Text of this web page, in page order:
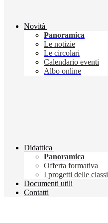
Novità
Panoramica
Le notizie
Le circolari
Calendario eventi
Albo online
Didattica
Panoramica
Offerta formativa
I progetti delle classi
Documenti utili
Contatti